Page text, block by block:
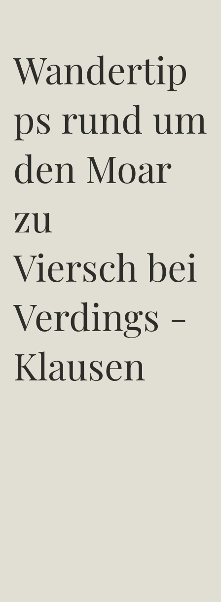
Wandertip
ps rund um
den Moar
zu
Viersch bei
Verdings -
Klausen